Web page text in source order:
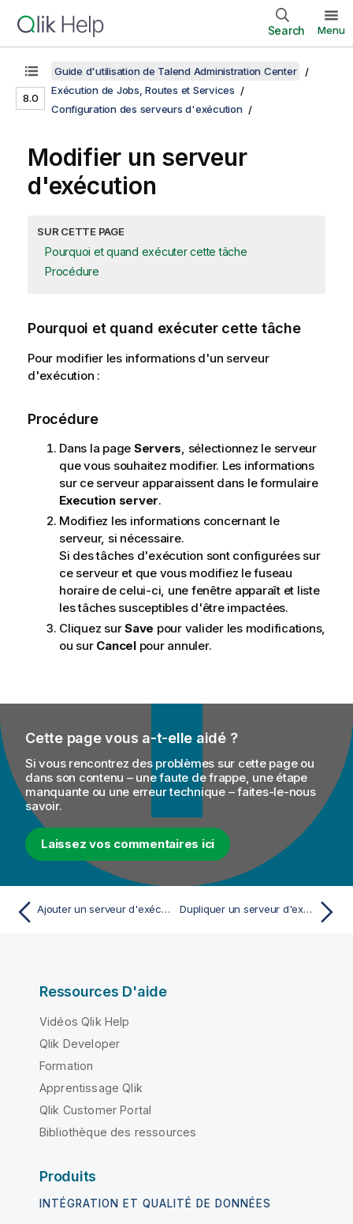
Search Menu
8.0
Guide d'utilisation de Talend Administration Center
Exécution de Jobs, Routes et Services
Configuration des serveurs d'exécution
Modifier un serveur
d'exécution
SUR CETTE PAGE
Pourquoi et quand exécuter cette tâche
Procédure
Pourquoi et quand exécuter cette tâche
Pour modifier les informations d'un serveur
d'exécution :
Procédure
Dans la page Servers, sélectionnez le serveur
que vous souhaitez modifier. Les informations
sur ce serveur apparaissent dans le formulaire
Execution server.
Modifiez les informations concernant le
serveur, si nécessaire.
Si des tâches d'exécution sont configurées sur
ce serveur et que vous modifiez le fuseau
horaire de celui-ci, une fenêtre apparaît et liste
les tâches susceptibles d'être impactées.
Cliquez surSave pour valider les modifications,
ou sur Cancelpour annuler.
Cette page vous a-t-elle aidé ?
Si vous rencontrez des problèmes sur cette page ou
dans son contenu – une faute de frappe, une étape
manquante ou une erreur technique – faites-le-nous
savoir.
Laissez vos commentaires ici
Ajouter un serveur d'exécution Dupliquer un serveur d'exécution
Ressources D'aide
Vidéos Qlik Help
Qlik Developer
Formation
Apprentissage Qlik
Qlik Customer Portal
Bibliothèque des ressources
Produits
INTÉGRATION ET QUALITÉ DE DONNÉES